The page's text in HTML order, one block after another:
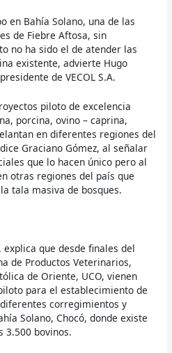
en Bahía Solano, una de las
de Fiebre Aftosa, sin
no ha sido el de atender las
existente, advierte Hugo
de VECOL S.A.
piloto de excelencia
porcina, ovino – caprina,
en diferentes regiones del
Graciano Gómez, al señalar
que lo hacen único pero al
otras regiones del país que
tala masiva de bosques.
explica que desde finales del
de Productos Veterinarios,
de Oriente, UCO, vienen
para el establecimiento de
corregimientos y
Solano, Chocó, donde existe
3.500 bovinos.